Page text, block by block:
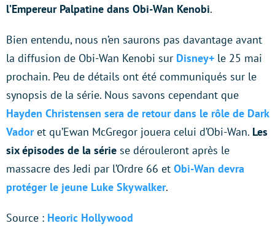
l’Empereur Palpatine dans Obi-Wan Kenobi.
Bien entendu, nous n’en saurons pas davantage avant
la diffusion de Obi-Wan Kenobi sur Disney+ le 25 mai
prochain. Peu de détails ont été communiqués sur le
synopsis de la série. Nous savons cependant que
Hayden Christensen sera de retour dans le rôle de Dark
Vadoret qu’Ewan McGregor jouera celui d’Obi-Wan. Les
six épisodes de la série se dérouleront après le
massacre des Jedi par l’Ordre 66 et Obi-Wan devra
protéger le jeune Luke Skywalker.
Source : Heoric Hollywood